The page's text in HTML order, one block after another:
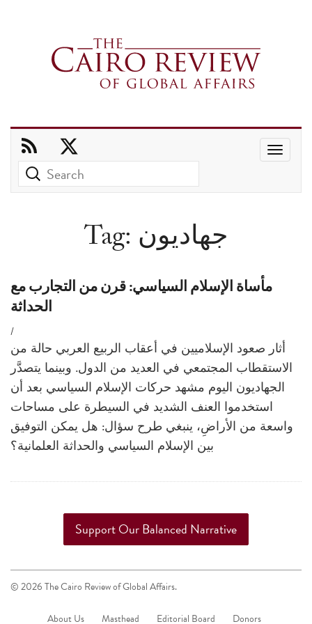
down
to
result.
Press
enter
to
go
to
the
selected
result.
Touch
users
use
Tag: جهاديون
مأساة الإسلام السياسي: قرن من التجارب مع
الحداثة
/
أثار صعود الإسلاميين في أعقاب الربيع العربي حالة من
الاستقطاب المجتمعي في العديد من الدول. وبينما يتصدَّر
الجهاديون اليوم مشهد حركات الإسلام السياسي بعد أن
استخدموا العنف الشديد في السيطرة على مساحات
واسعة من الأراضِ، ينبغي طرح سؤال: هل يمكن التوفيق
بين الإسلام السياسي والحداثة العلمانية؟
Support Our Balanced Narrative
© 2026 The Cairo Review of Global Affairs.
About Us Masthead Editorial Board Donors